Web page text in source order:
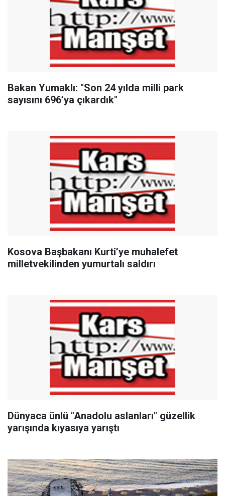
Bakan Yumaklı: "Son 24 yılda milli park
sayısını 696’ya çıkardık"
Kosova Başbakanı Kurti’ye muhalefet
milletvekilinden yumurtalı saldırı
Dünyaca ünlü "Anadolu aslanları" güzellik
yarışında kıyasıya yarıştı